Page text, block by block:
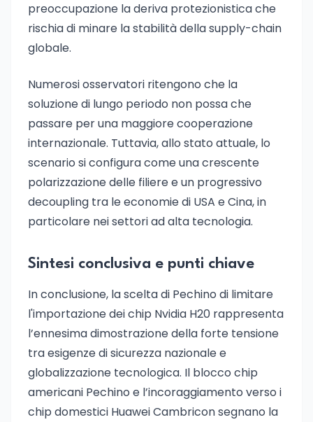
preoccupazione la deriva protezionistica che
rischia di minare la stabilità della supply-chain
globale.
Numerosi osservatori ritengono che la
soluzione di lungo periodo non possa che
passare per una maggiore cooperazione
internazionale. Tuttavia, allo stato attuale, lo
scenario si configura come una crescente
polarizzazione delle filiere e un progressivo
decoupling tra le economie di USA e Cina, in
particolare nei settori ad alta tecnologia.
Sintesi conclusiva e punti chiave
In conclusione, la scelta di Pechino di limitare
l'importazione dei chip Nvidia H20 rappresenta
l’ennesima dimostrazione della forte tensione
tra esigenze di sicurezza nazionale e
globalizzazione tecnologica. Il blocco chip
americani Pechino e l’incoraggiamento verso i
chip domestici Huawei Cambricon segnano la